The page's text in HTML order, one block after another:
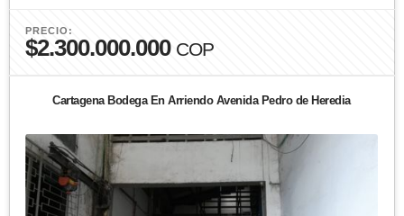
PRECIO:
$2.300.000.000 COP
Cartagena Bodega En Arriendo Avenida Pedro de Heredia